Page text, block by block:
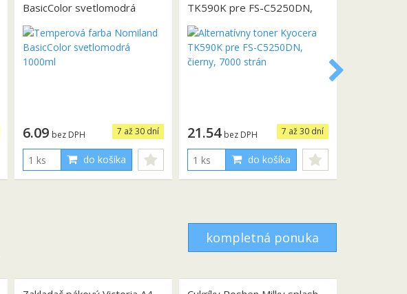
BasicColor svetlomodrá
1000ml
7 až 30 dní
6.09 bez DPH
do košíka
TK590K pre FS-C5250DN,
čierny, 7000 strán
7 až 30 dní
21.54 bez DPH
do košíka
kompletná ponuka